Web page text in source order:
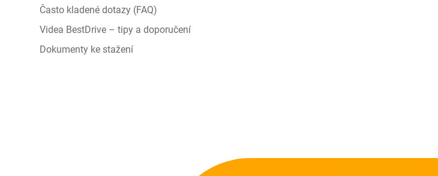
Často kladené dotazy (FAQ)
Videa BestDrive – tipy a doporučení
Dokumenty ke stažení